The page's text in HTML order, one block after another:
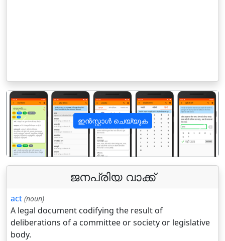
ഇൻസ്റ്റാൾ ചെയ്യുക
पिछला अगला
ജനപ്രിയ വാക്ക്
act (noun)
A legal document codifying the result of
deliberations of a committee or society or legislative
body.